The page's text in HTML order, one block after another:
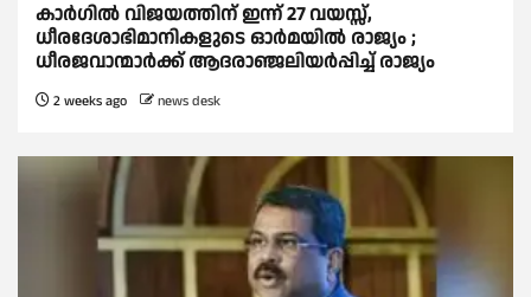
കാര്‍ഗില്‍ വിജയത്തിന് ഇന്ന് 27 വയസ്സ്,
ധീരദേശാഭിമാനികളുടെ ഓര്‍മയില്‍ രാജ്യം ;
ധീരജവാന്മാര്‍ക്ക് ആദരാഞ്ജലിയര്‍പ്പിച്ച്‌ രാജ്യം
2 weeks ago news desk